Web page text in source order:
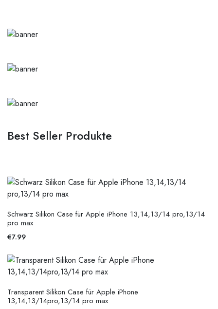
Best Seller Produkte
Schwarz Silikon Case für Apple iPhone 13,14,13/14 pro,13/14
pro max
€7.99
Transparent Silikon Case für Apple iPhone
13,14,13/14pro,13/14 pro max